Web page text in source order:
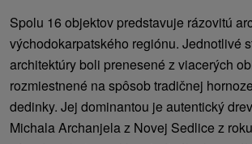
Spolu 16 objektov predstavuje rázovitú
východokarpatského regiónu. Jednotlivé
architektúry boli prenesené z viacerých
rozmiestnené na spôsob tradičnej
dedinky. Jej dominantou je autentický
Michala Archanjela z Novej Sedlice z